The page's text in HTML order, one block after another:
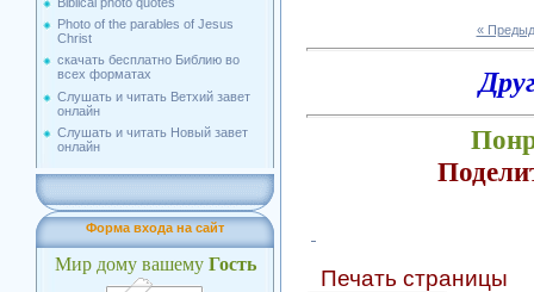
Photo of the parables of Jesus
Christ
скачать бесплатно Библию во
всех форматах
Слушать и читать Ветхий завет
онлайн
Слушать и читать Новый завет
онлайн
Форма входа на сайт
Мир дому вашему Гость
«
Печать страницы